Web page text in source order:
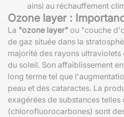
ainsi au réchauffement
Ozone layer :
La "ozone layer" ou "couche
de gaz située dans la
majorité des rayons
du soleil. Son affaiblissement
long terme tel que
peau et des cataractes. La
exagérées de substances telles
(chlorofluorocarbones) sont